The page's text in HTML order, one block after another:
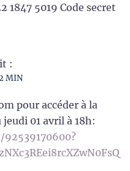
1847 5019 Code secret
:
MIN
pour accéder à la
01 avril à 18h: